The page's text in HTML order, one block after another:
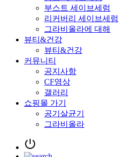
부스트 세이브세럼
리커버리 세이브세럼
그라비올라에 대해
뷰티&건강
뷰티&건강
커뮤니티
공지사항
CF영상
갤러리
쇼핑몰 가기
공기살균기
그라비올라